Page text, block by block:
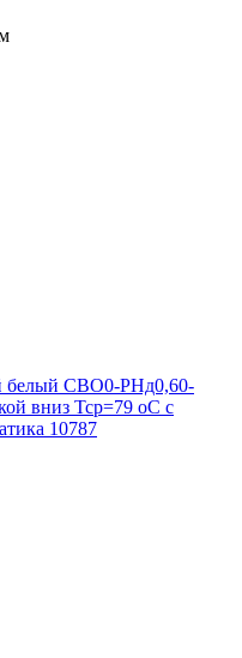
белый СВО0-РНд0,60-
вниз Тср=79 оС с
10787